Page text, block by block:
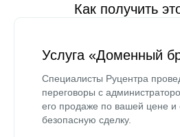
Как получить
Услуга «Доменный
Специалисты Руцентра
переговоры с
его продаже по вашей цене и
безопасную сделку.